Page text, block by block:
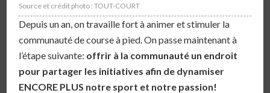
Source et crédit photo : TOUT-COURT
Depuis un an, on travaille fort à animer et stimuler la
communauté de course à pied. On passe maintenant à
l’étape suivante: offrir à la communauté un endroit
pour partager les initiatives afin de dynamiser
ENCORE PLUS notre sport et notre passion!